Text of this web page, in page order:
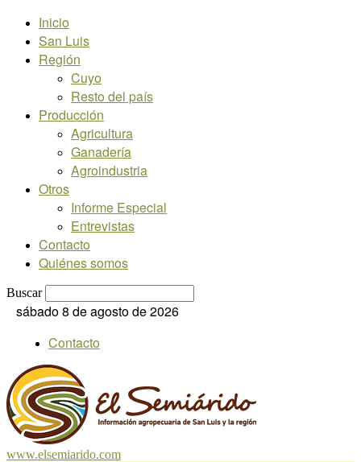
Inicio
San Luis
Región
Cuyo
Resto del país
Producción
Agricultura
Ganadería
Agroindustria
Otros
Informe Especial
Entrevistas
Contacto
Quiénes somos
Buscar
sábado 8 de agosto de 2026
Contacto
www.elsemiarido.com